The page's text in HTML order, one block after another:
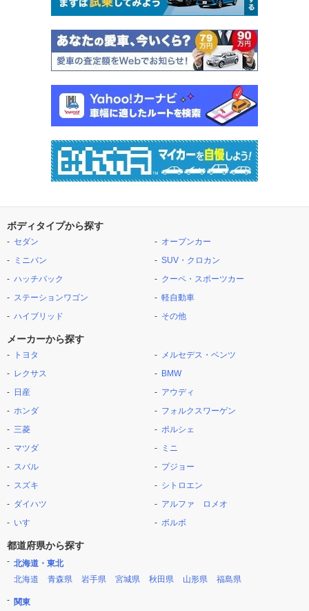
ボディタイプから探す
セダン
ミニバン
ハッチバック
ステーションワゴン
ハイブリッド
オープンカー
SUV・クロカン
クーペ・スポーツカー
軽自動車
その他
メーカーから探す
トヨタ
レクサス
日産
ホンダ
三菱
マツダ
スバル
スズキ
ダイハツ
いすゞ
メルセデス・ベンツ
BMW
アウディ
フォルクスワーゲン
ポルシェ
ミニ
プジョー
シトロエン
アルファ ロメオ
ボルボ
都道府県から探す
北海道・東北
北海道
青森県 岩手県 宮城県 秋田県 山形県 福島県
関東